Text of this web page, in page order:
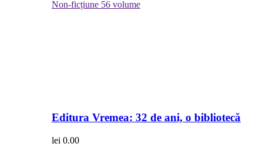
Non-ficțiune 56 volume
Editura Vremea: 32 de ani, o bibliotecă
lei 0.00